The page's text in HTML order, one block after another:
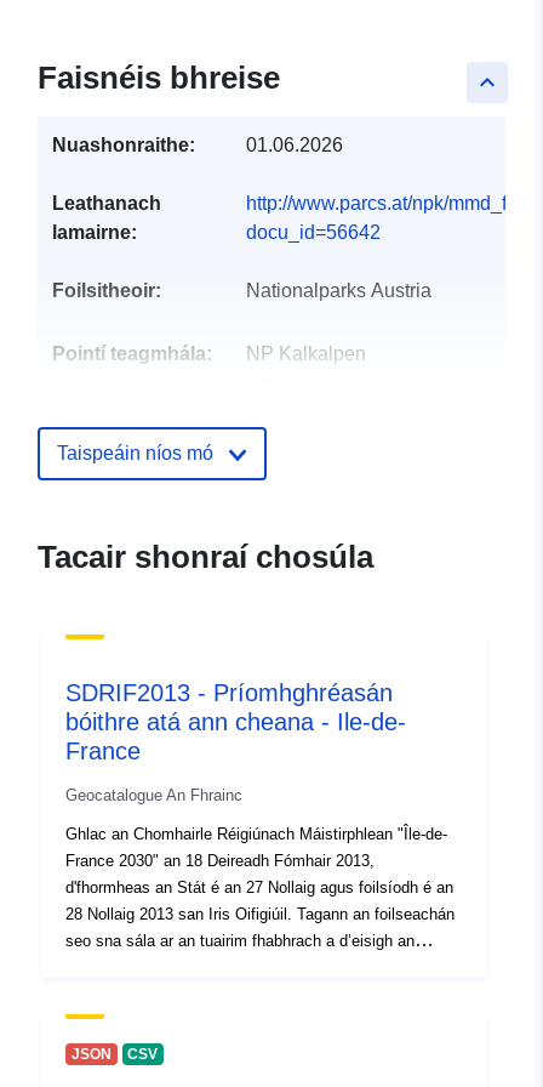
keyboard_arrow_up
Faisnéis bhreise
Nuashonraithe: 01.06.2026
Leathanach
lamairne:
http://www.parcs.at/npk/
docu_id=56642
Foilsitheoir: Nationalparks Austria
Pointí teagmhála:
NP Kalkalpen
Taifead Catalóige: Curtha le data.europa.eu:
Nuashonraithe ar data.europa.eu:
29 July 2026
Aitheantóirí:
uriRef:
http://data.europa.eu/88u/dataset/
Raon ama:
Taispeáin níos mó
Tacair shonraí chosúla
SDRIF2013 - Príomhghréasán
bóithre atá ann cheana - Ile-de-
France
Geocatalogue An Fhrainc
Ghlac an Chomhairle Réigiúnach Máistirphlean "Île-de-
France 2030" an 18 Deireadh Fómhair 2013,
d'fhormheas an Stát é an 27 Nollaig agus foilsíodh é an
28 Nollaig 2013 san Iris Oifigiúil. Tagann an foilseachán
seo sna sála ar an tuairim fhabhrach a d’eisigh an
sin, tá mórbhealaí agus náisiúnaigh ann. ** Sonraí atá ar
fáil in ArcGIS ó I:\1_lyr\AMENAGEMENT\SDRIF 2013 -
JSON CSV